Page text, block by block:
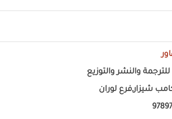
والنشر والتوزيع
شيزار,فرع لوران